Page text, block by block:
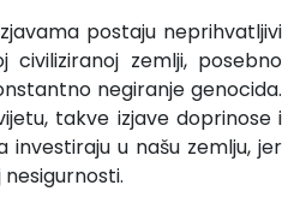
postaju neprihvatljivi
civiliziranoj zemlji, posebno
negiranje genocida.
takve izjave doprinose i
investiraju u našu zemlju, jer